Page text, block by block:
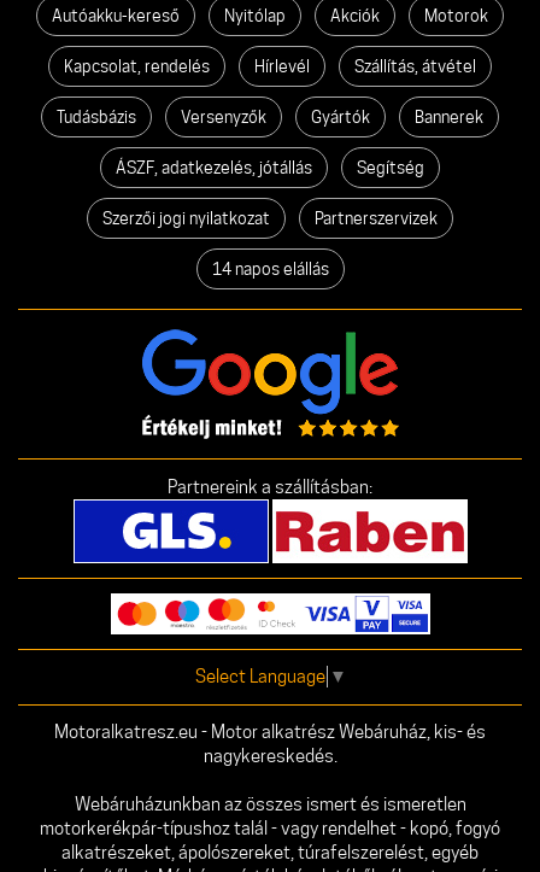
Autóakku-kereső Nyitólap Akciók Motorok
Kapcsolat, rendelés Hírlevél Szállítás, átvétel
Tudásbázis Versenyzők Gyártók Bannerek
ÁSZF, adatkezelés, jótállás Segítség
Szerzői jogi nyilatkozat Partnerszervizek
14 napos elállás
Partnereink a szállításban:
Select Language ▼
Motoralkatresz.eu - Motor alkatrész Webáruház, kis- és
nagykereskedés.
Webáruházunkban az összes ismert és ismeretlen
motorkerékpár-típushoz talál - vagy rendelhet - kopó, fogyó
alkatrészeket, ápolószereket, túrafelszerelést, egyéb